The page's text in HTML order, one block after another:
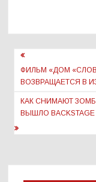
Навигация
по
записям
ФИЛЬМ «ДОМ
ВОЗВРАЩАЕТСЯ В
КАК СНИМАЮТ
ВЫШЛО